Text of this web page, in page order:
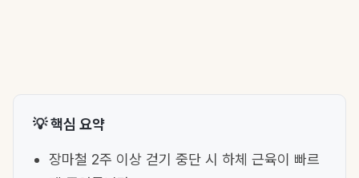
💡 핵심 요약
장마철 2주 이상 걷기 중단 시 하체 근육이 빠르